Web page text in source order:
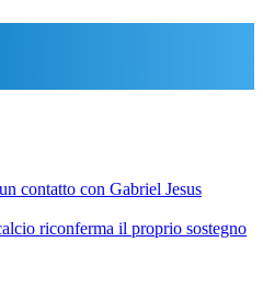
contatto con Gabriel Jesus
riconferma il proprio sostegno